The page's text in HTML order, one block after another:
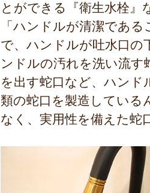
とができる『衛生水栓
「ハンドルが清潔であ
で、ハンドルが吐水口の
ンドルの汚れを洗い流す
を出す蛇口など、ハンド
類の蛇口を製造してい
なく、実用性を備えた蛇